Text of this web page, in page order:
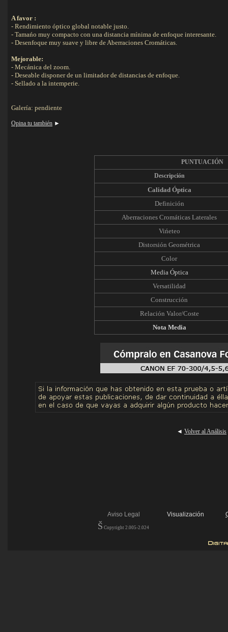
A favor :
- Rendimiento óptico global notable justo.
- Tamańo muy compacto con una distancia mínima de enfoque interesante.
- Desenfoque muy suave y libre de Aberraciones Cromáticas.
Mejorable:
- Mecánica del zoom.
- Deseable disponer de un limitador de distancias de enfoque.
- Sellado a la intemperie.
Galería: pendiente
Opina tu también ►
PUNTUACIÓN
Descripción
Calidad Óptica
Definición
Aberraciones Cromáticas Laterales
Vińeteo
Distorsión Geométrica
Color
Media Óptica
Versatilidad
Construcción
Relación Valor/Coste
Nota Media
◄ Volver al Análisis